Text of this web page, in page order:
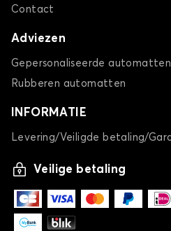
Contact
Adviezen
Gepersonaliseerde automatten
Rubberen automatten
INFORMATIE
Levering/Veiligde betaling/
Veilige betaling